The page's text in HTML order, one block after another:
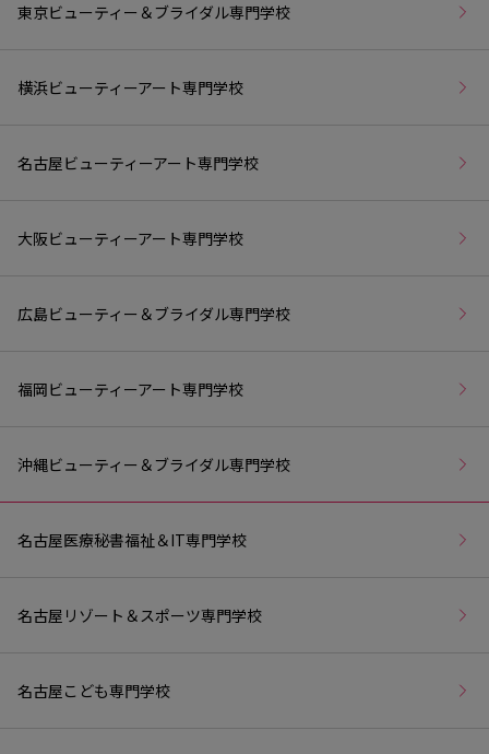
東京ビューティー＆ブライダル専門学校
横浜ビューティーアート専門学校
名古屋ビューティーアート専門学校
大阪ビューティーアート専門学校
広島ビューティー＆ブライダル専門学校
福岡ビューティーアート専門学校
沖縄ビューティー＆ブライダル専門学校
名古屋医療秘書福祉＆IT専門学校
名古屋リゾート＆スポーツ専門学校
名古屋こども専門学校